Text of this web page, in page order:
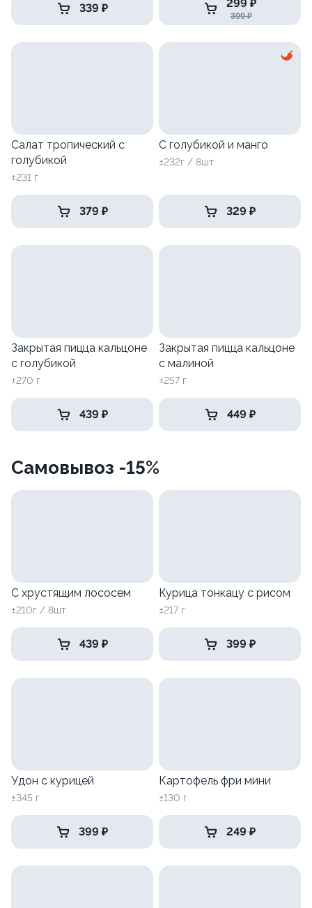
339 ₽ 299 ₽
399 ₽
Салат тропический с
голубикой
±231 г
379 ₽
С голубикой и манго
±232г / 8шт.
329 ₽
Закрытая пицца кальцоне
с голубикой
±270 г
439 ₽
Закрытая пицца кальцоне
с малиной
±257 г
449 ₽
Самовывоз -15%
С хрустящим лососем
±210г / 8шт.
439 ₽
Курица тонкацу с рисом
±217 г
399 ₽
Удон с курицей
±345 г
399 ₽
Картофель фри мини
±130 г
249 ₽